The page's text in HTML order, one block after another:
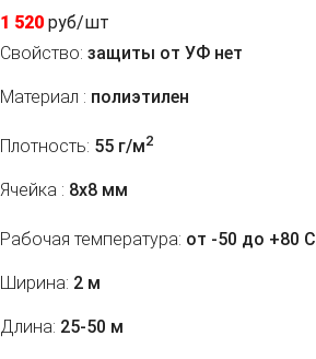
1 520 руб/шт
Свойство: защиты от УФ нет
Материал : полиэтилен
Плотность: 55 г/м2
Ячейка : 8х8 мм
Рабочая температура: от -50 до +80 C
Ширина: 2 м
Длина: 25-50 м